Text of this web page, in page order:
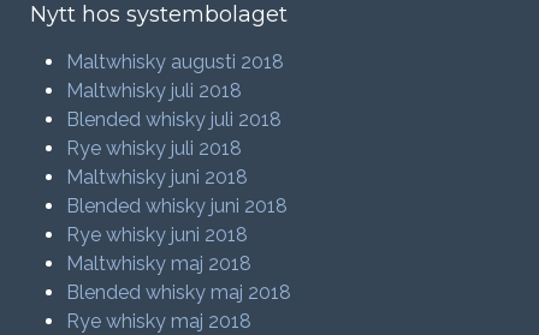
Nytt hos systembolaget
Maltwhisky augusti 2018
Maltwhisky juli 2018
Blended whisky juli 2018
Rye whisky juli 2018
Maltwhisky juni 2018
Blended whisky juni 2018
Rye whisky juni 2018
Maltwhisky maj 2018
Blended whisky maj 2018
Rye whisky maj 2018